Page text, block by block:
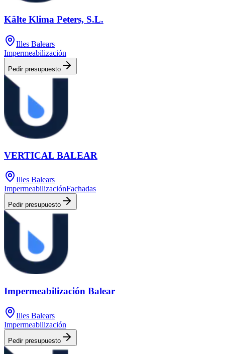
Kälte Klima Peters, S.L.
Illes Balears
Impermeabilización
Pedir presupuesto
VERTICAL BALEAR
Illes Balears
ImpermeabilizaciónFachadas
Pedir presupuesto
Impermeabilización Balear
Illes Balears
Impermeabilización
Pedir presupuesto